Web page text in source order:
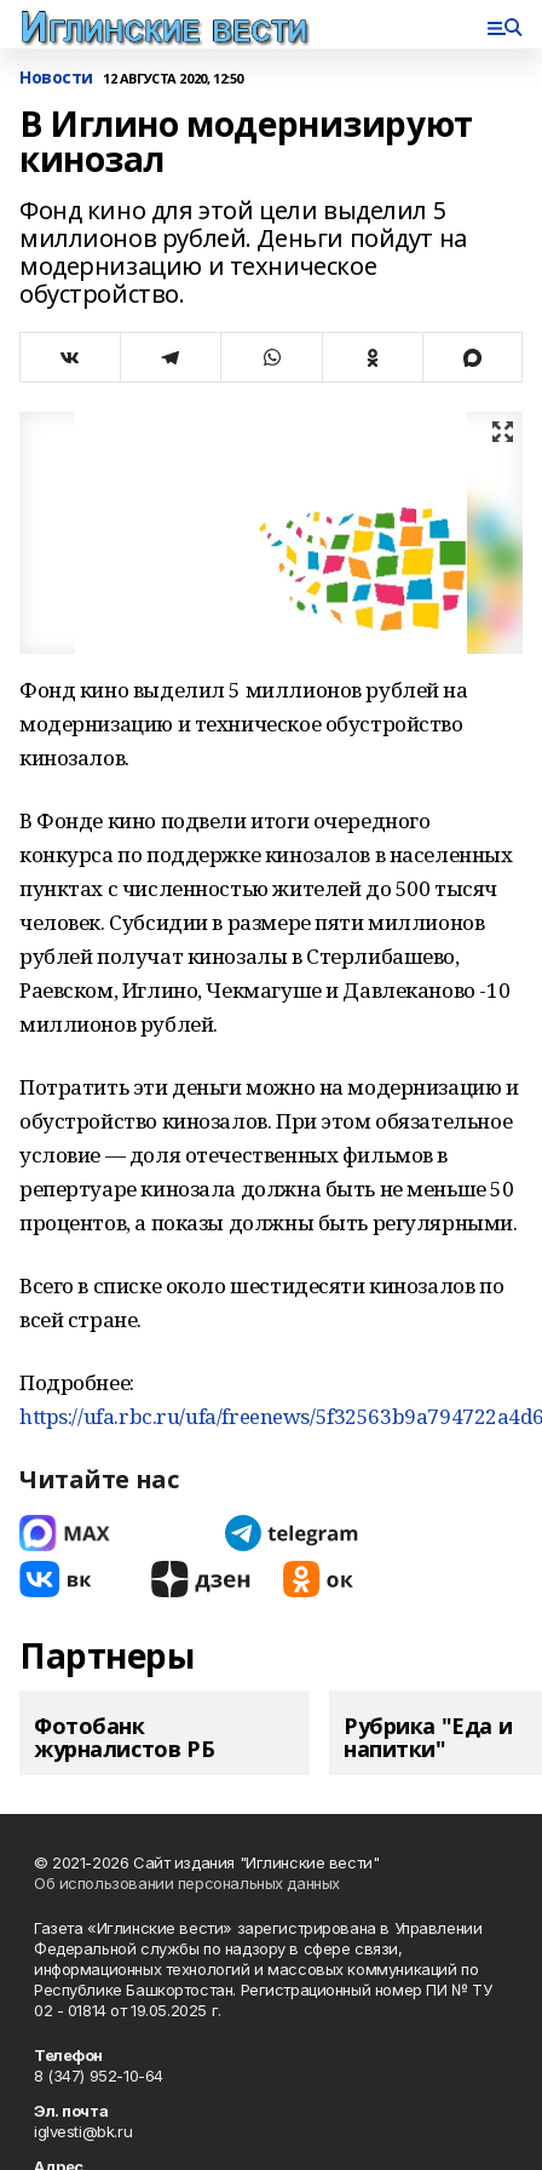
Новости 12 АВГУСТА 2020, 12:50
В Иглино модернизируют
кинозал
Фонд кино для этой цели выделил 5
миллионов рублей. Деньги пойдут на
модернизацию и техническое
обустройство.
Фонд кино выделил 5 миллионов рублей на
модернизацию и техническое обустройство
кинозалов.
В Фонде кино подвели итоги очередного
конкурса по поддержке кинозалов в населенных
пунктах с численностью жителей до 500 тысяч
человек. Субсидии в размере пяти миллионов
рублей получат кинозалы в Стерлибашево,
Раевском, Иглино, Чекмагуше и Давлеканово -10
миллионов рублей.
Потратить эти деньги можно на модернизацию и
обустройство кинозалов. При этом обязательное
условие — доля отечественных фильмов в
репертуаре кинозала должна быть не меньше 50
процентов, а показы должны быть регулярными.
Всего в списке около шестидесяти кинозалов по
всей стране.
Подробнее:
https://ufa.rbc.ru/ufa/freenews/
Читайте нас
Партнеры
Фотобанк
журналистов РБ
Рубрика "Еда и
напитки"
© 2021-2026 Сайт издания "Иглинские вести"
Об использовании персональных данных
Газета «Иглинские вести» зарегистрирована в Управлении
Федеральной службы по надзору в сфере связи,
информационных технологий и массовых коммуникаций по
Республике Башкортостан. Регистрационный номер ПИ № ТУ
02 - 01814 от 19.05.2025 г.
Телефон
8 (347) 952-10-64
Эл. почта
iglvesti@bk.ru